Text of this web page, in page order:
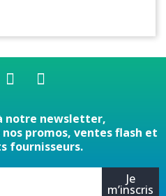
notre newsletter,
promos, ventes flash et
fournisseurs.
Je
m’inscris